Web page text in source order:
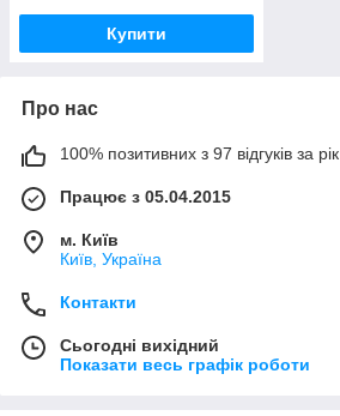
Купити
Про нас
100% позитивних з 97 відгуків за рік
Працює з 05.04.2015
м. Київ
Київ, Україна
Контакти
Сьогодні вихідний
Показати весь графік роботи